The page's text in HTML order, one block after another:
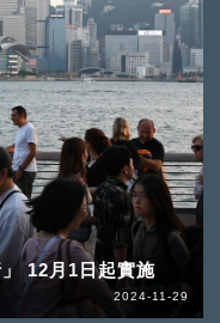
12月1日起實施
2024-11-29